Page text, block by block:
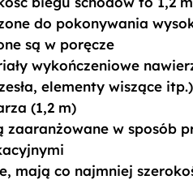
do pokonywania
są w poręcze
wykończeniowe
elementy wiszące
(1,2 m)
zaaranżowane w
mają co najmniej